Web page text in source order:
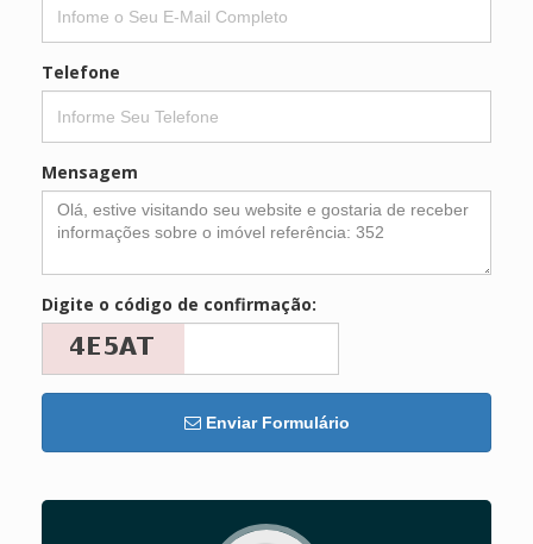
Telefone
Mensagem
Digite o código de confirmação:
Enviar Formulário